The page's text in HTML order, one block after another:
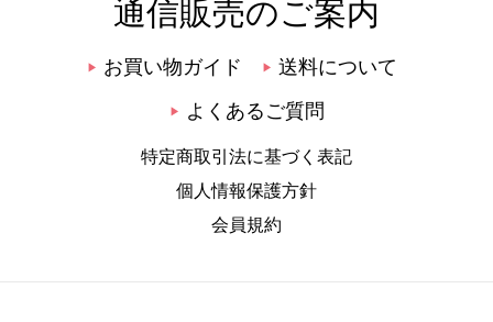
通信販売のご案内
▶ お買い物ガイド ▶ 送料について
▶ よくあるご質問
特定商取引法に基づく表記
個人情報保護方針
会員規約